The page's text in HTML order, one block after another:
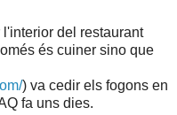
del restaurant
és cuiner sino que
) va cedir els fogons en
fa uns dies.